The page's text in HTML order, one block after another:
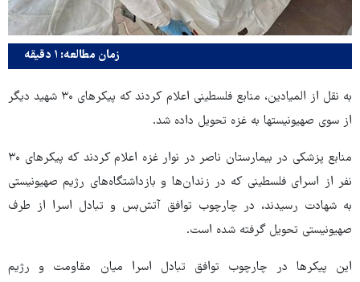
زمان مطالعه: ۱ دقیقه
به نقل از المیادین، منابع فلسطینی اعلام کردند که پیکرهای ۳۰ شهید دیگر
از سوی صهیونیستها به غزه تحویل داده شد.
منابع پزشکی در بیمارستان ناصر در نوار غزه اعلام کردند که پیکرهای ۳۰
نفر از اسرای فلسطینی که در زندان‌ها و بازداشتگاه‌های رژیم صهیونیستی
به شهادت رسیدند، در چارچوب توافق آتش‌بس و تبادل اسرا از طرف
صهیونیستی تحویل گرفته شده است.
این پیکرها در چارچوب توافق تبادل اسرا میان مقاومت و رژیم